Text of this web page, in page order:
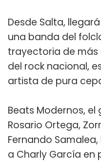
Desde Salta,
una banda del
trayectoria de más
del rock nacional,
artista de pura
Beats Modernos,
Rosario Ortega,
Fernando
a Charly García en